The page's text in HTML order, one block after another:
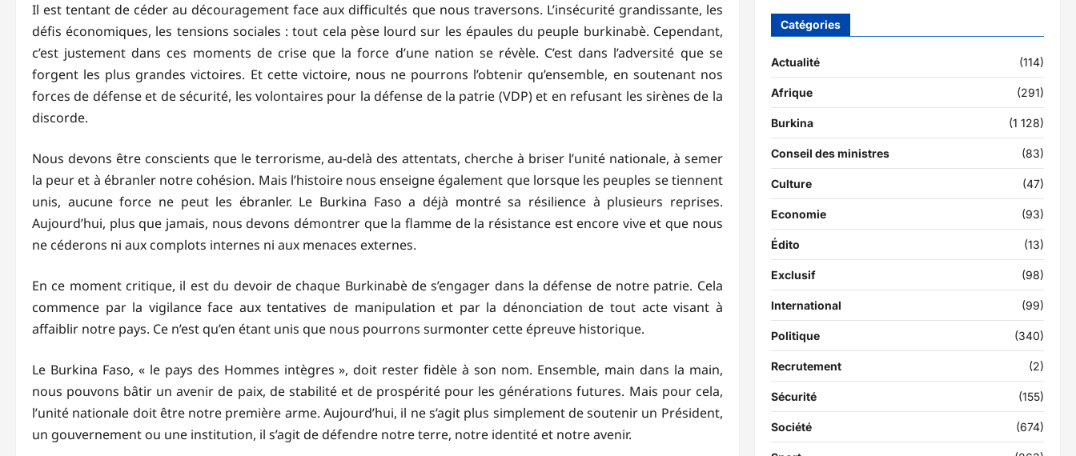
Il est tentant de céder au découragement face aux difficultés que nous traversons. L’insécurité grandissante, les
défis économiques, les tensions sociales : tout cela pèse lourd sur les épaules du peuple burkinabè. Cependant,
c’est justement dans ces moments de crise que la force d’une nation se révèle. C’est dans l’adversité que se
forgent les plus grandes victoires. Et cette victoire, nous ne pourrons l’obtenir qu’ensemble, en soutenant nos
forces de défense et de sécurité, les volontaires pour la défense de la patrie (VDP) et en refusant les sirènes de la
discorde.
Nous devons être conscients que le terrorisme, au-delà des attentats, cherche à briser l’unité nationale, à semer
la peur et à ébranler notre cohésion. Mais l’histoire nous enseigne également que lorsque les peuples se tiennent
unis, aucune force ne peut les ébranler. Le Burkina Faso a déjà montré sa résilience à plusieurs reprises.
Aujourd’hui, plus que jamais, nous devons démontrer que la flamme de la résistance est encore vive et que nous
ne céderons ni aux complots internes ni aux menaces externes.
En ce moment critique, il est du devoir de chaque Burkinabè de s’engager dans la défense de notre patrie. Cela
commence par la vigilance face aux tentatives de manipulation et par la dénonciation de tout acte visant à
affaiblir notre pays. Ce n’est qu’en étant unis que nous pourrons surmonter cette épreuve historique.
Le Burkina Faso, « le pays des Hommes intègres », doit rester fidèle à son nom. Ensemble, main dans la main,
nous pouvons bâtir un avenir de paix, de stabilité et de prospérité pour les générations futures. Mais pour cela,
l’unité nationale doit être notre première arme. Aujourd’hui, il ne s’agit plus simplement de soutenir un Président,
un gouvernement ou une institution, il s’agit de défendre notre terre, notre identité et notre avenir.
Catégories
Actualité (114)
Afrique (291)
Burkina (1 128)
Conseil des ministres (83)
Culture (47)
Economie (93)
Édito (13)
Exclusif (98)
International (99)
Politique (340)
Recrutement (2)
Sécurité (155)
Société (674)